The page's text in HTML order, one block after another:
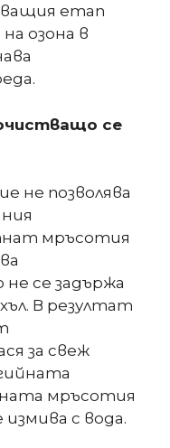
етап
озона в
се
не позволява
мръсотия
не се задържа
В резултат
за свеж
мръсотия
с вода.